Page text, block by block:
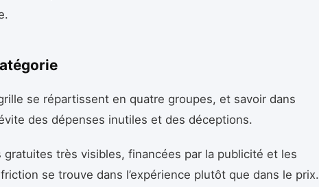
se répartissent en quatre groupes, et savoir dans
des dépenses inutiles et des déceptions.
gratuites très visibles, financées par la publicité et les
se trouve dans l’expérience plutôt que dans le prix.